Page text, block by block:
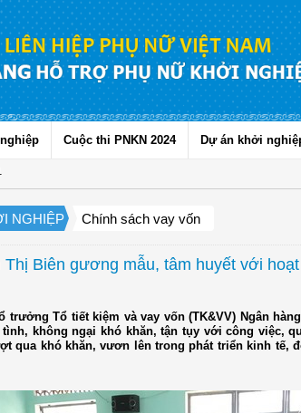
Cuộc thi PNKN 2024 Dự án khởi
NGHIỆP Chính sách vay vốn
Biên gương mẫu, tâm huyết với
trưởng Tổ tiết kiệm và vay vốn (TK&VV) Ngân
không ngại khó khăn, tận tụy với công việc,
qua khó khăn, vươn lên trong phát triển kinh tế,